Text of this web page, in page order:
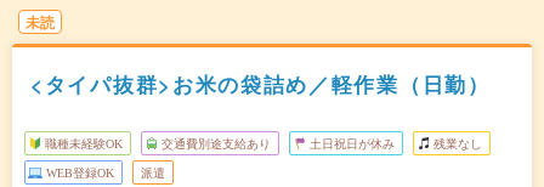
未読
<タイパ抜群>お米の袋詰め／軽作業（日勤）
職種未経験OK 交通費別途支給あり 土日祝日が休み 残業なし
WEB登録OK 派遣